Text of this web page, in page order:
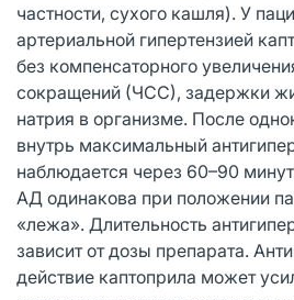
частности, сухого кашля). У
артериальной гипертензией
без компенсаторного
сокращений (ЧСС), задержки
натрия в организме. После
внутрь максимальный
наблюдается через 60–90
АД одинакова при положении
«лежа». Длительность
зависит от дозы препарата.
действие каптоприла может